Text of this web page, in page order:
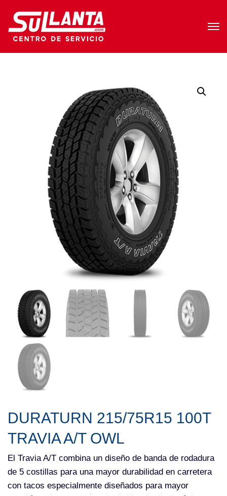
DURATURN 215/75R15 100T
TRAVIA A/T OWL
El Travia A/T combina un diseño de banda de rodadura
de 5 costillas para una mayor durabilidad en carretera
con tacos especialmente diseñados para mayor